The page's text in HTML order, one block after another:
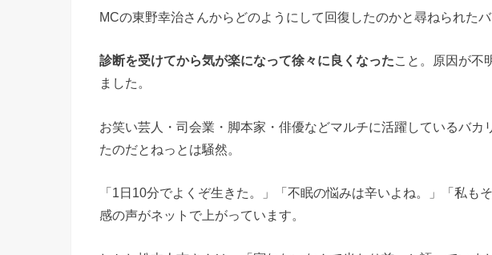
MCの東野幸治さんからどのようにして回復したのかと尋ねられた
診断を受けてから気が楽になって徐々に良くなったこと。原因が不
ました。
お笑い芸人・司会業・脚本家・俳優などマルチに活躍しているバカ
たのだとねっとは騒然。
「1日10分でよくぞ生きた。」「不眠の悩みは辛いよね。」「私も
感の声がネットで上がっています。